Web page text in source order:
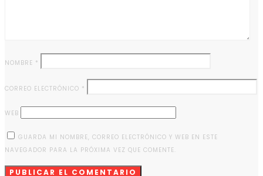
NOMBRE *
CORREO ELECTRÓNICO *
WEB
GUARDA MI NOMBRE, CORREO ELECTRÓNICO Y WEB EN ESTE
NAVEGADOR PARA LA PRÓXIMA VEZ QUE COMENTE.